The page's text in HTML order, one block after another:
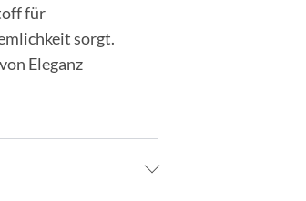
für
sorgt.
Eleganz